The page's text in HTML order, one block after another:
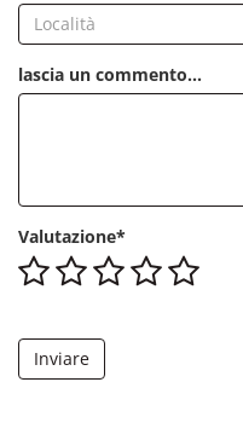
lascia un commento...
Valutazione*
Inviare